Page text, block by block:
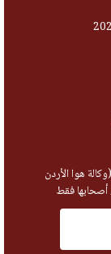
هوا الأردن
أصحابها فقط